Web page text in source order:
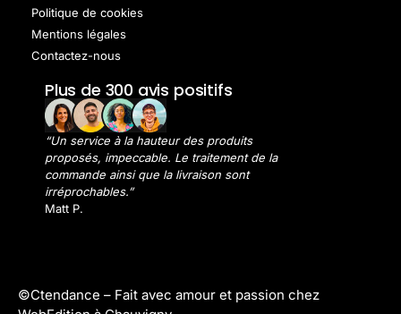
Politique de cookies
Mentions légales
Contactez-nous
Plus de 300 avis positifs
“Un service à la hauteur des produits
proposés, impeccable. Le traitement de la
commande ainsi que la livraison sont
irréprochables.”
Matt P.
©Ctendance – Fait avec amour et passion chez